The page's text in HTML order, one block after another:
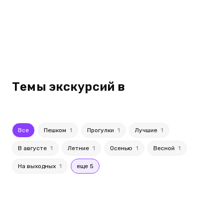
Темы экскурсий в
Все Пешком 1 Прогулки 1 Лучшие 1
В августе 1 Летние 1 Осенью 1 Весной 1
На выходных 1 еще 5